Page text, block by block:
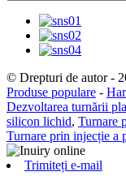
© Drepturi de autor -
Produse populare -
Dezvoltarea turnării
silicon lichid, Turnare
Turnare prin injecție a
Trimiteți e-mail